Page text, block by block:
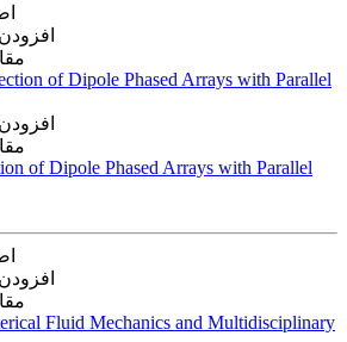
of Dipole Phased Arrays with Parallel